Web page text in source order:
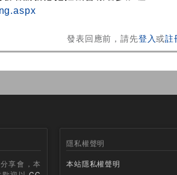
發表回應前，請先登入或註
享會，本
隱私權聲明
本站隱私權聲明